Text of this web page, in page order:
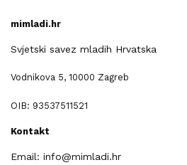
mimladi.hr
Svjetski savez mladih Hrvatska
Vodnikova 5, 10000 Zagreb
OIB: 93537511521
Kontakt
Email: info@mimladi.hr